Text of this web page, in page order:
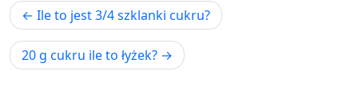
Nawigacja
wpisu
Ile to jest 3/4 szklanki cukru?
20 g cukru ile to łyżek?